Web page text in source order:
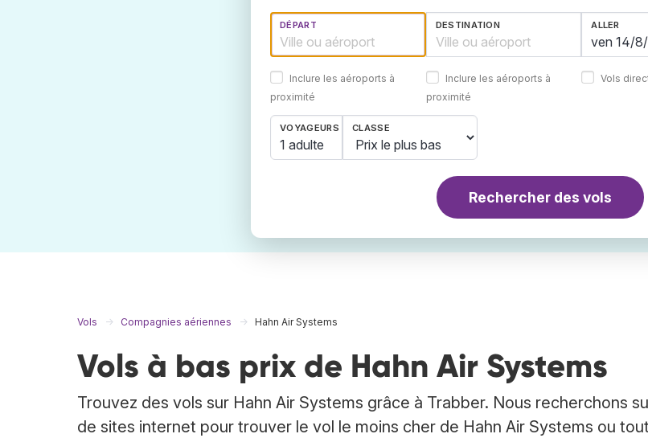
DÉPART
Inclure les aéroports à
proximité
DESTINATION
Inclure les aéroports à
proximité
ALLER
Vols
VOYAGEURS
1 adulte
CLASSE
Rechercher des vols
Vols Compagnies aériennes Hahn Air Systems
Vols à bas prix de Hahn Air Systems
Trouvez des vols sur Hahn Air Systems grâce à Trabber. Nous recherchons
de sites internet pour trouver le vol le moins cher de Hahn Air Systems ou